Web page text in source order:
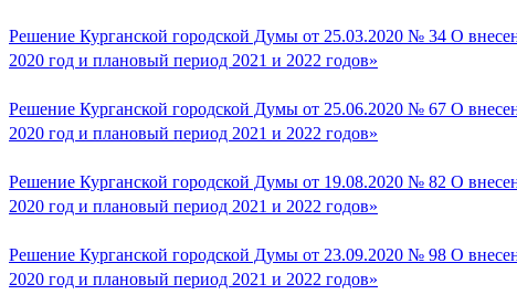
Решение Курганской городской Думы от 25.03.2020 № 34 О
2020 год и плановый период 2021 и 2022 годов»
Решение Курганской городской Думы от 25.06.2020 № 67 О
2020 год и плановый период 2021 и 2022 годов»
Решение Курганской городской Думы от 19.08.2020 № 82 О
2020 год и плановый период 2021 и 2022 годов»
Решение Курганской городской Думы от 23.09.2020 № 98 О
2020 год и плановый период 2021 и 2022 годов»